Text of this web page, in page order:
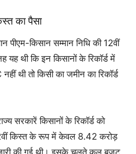
का पैसा
पीएम-किसान सम्मान निधि की 12वीं
थी कि इन किसानों के रिकॉर्ड में
थी तो किसी का जमीन का रिकॉर्ड
सरकारें किसानों के रिकॉर्ड को
किस्त के रूप में केवल 8.42 करोड़
जारी की गई थी। इसके चलते कुल बजट